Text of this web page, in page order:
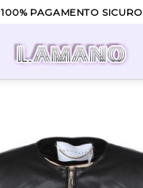
100% PAGAMENTO SICURO